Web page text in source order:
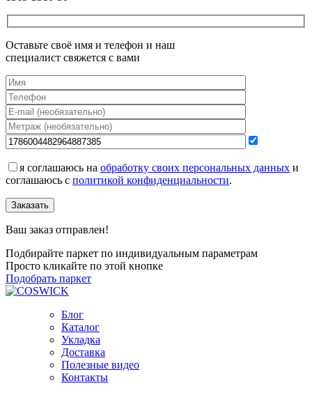
Оставьте своё имя и телефон и наш
специалист свяжется с вами
я соглашаюсь на обработку своих персональных данных и
соглашаюсь с политикой конфиденциальности.
Заказать
Ваш заказ отправлен!
Подбирайте паркет по индивидуальным параметрам
Просто кликайте по этой кнопке
Подобрать паркет
Блог
Каталог
Укладка
Доставка
Полезные видео
Контакты